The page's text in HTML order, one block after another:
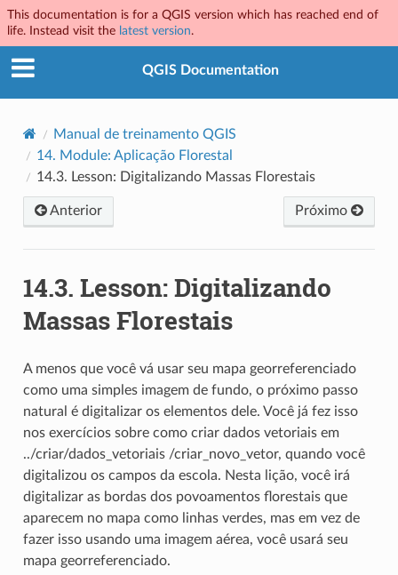
This documentation is for a QGIS version which has reached end of
life. Instead visit the latest version.
QGIS Documentation
Manual de treinamento QGIS
14. Module: Aplicação Florestal
14.3. Lesson: Digitalizando Massas Florestais
Anterior Próximo
14.3. Lesson: Digitalizando
Massas Florestais
A menos que você vá usar seu mapa georreferenciado
como uma simples imagem de fundo, o próximo passo
natural é digitalizar os elementos dele. Você já fez isso
nos exercícios sobre como criar dados vetoriais em
../criar/dados_vetoriais /criar_novo_vetor, quando você
digitalizou os campos da escola. Nesta lição, você irá
digitalizar as bordas dos povoamentos florestais que
aparecem no mapa como linhas verdes, mas em vez de
fazer isso usando uma imagem aérea, você usará seu
mapa georreferenciado.